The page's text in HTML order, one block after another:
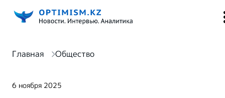
Главная Общество
6 ноября 2025